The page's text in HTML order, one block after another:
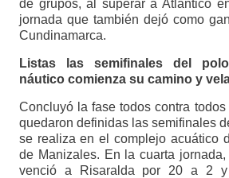
de grupos, al superar a Atlántico
jornada que también dejó como
Cundinamarca.
Listas las semifinales del
náutico comienza su camino y
Concluyó la fase todos contra
quedaron definidas las semifinales
se realiza en el complejo acuático
de Manizales. En la cuarta
venció a Risaralda por 20 a 2